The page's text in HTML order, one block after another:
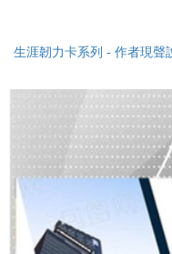
生涯韌力卡系列 - 作者現聲